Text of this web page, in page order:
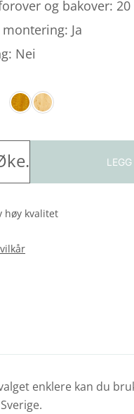
1
og bakover:
Ja
Nei
.
høy kvalitet
enklere kan du